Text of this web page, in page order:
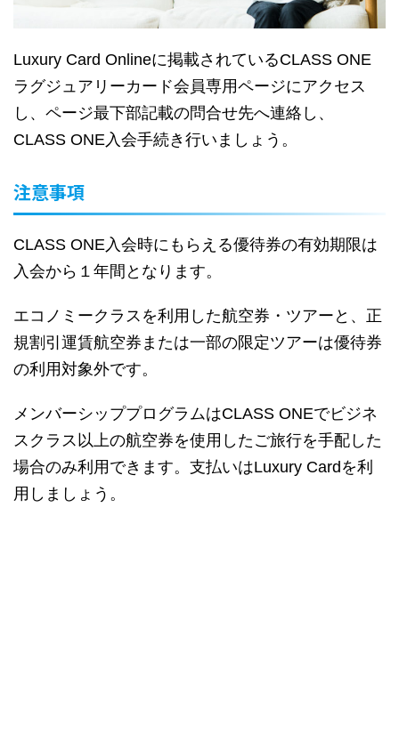
Luxury Card Onlineに掲載されているCLASS ONE
ラグジュアリーカード会員専用ページにアクセス
し、ページ最下部記載の問合せ先へ連絡し、
CLASS ONE入会手続き行いましょう。
注意事項
CLASS ONE入会時にもらえる優待券の有効期限は
入会から１年間となります。
エコノミークラスを利用した航空券・ツアーと、正
規割引運賃航空券または一部の限定ツアーは優待券
の利用対象外です。
メンバーシッププログラムはCLASS ONEでビジネ
スクラス以上の航空券を使用したご旅行を手配した
場合のみ利用できます。支払いはLuxury Cardを利
用しましょう。